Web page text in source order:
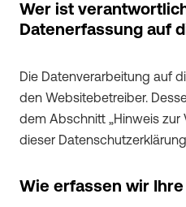
Wer ist
Datenerfassung auf
Die Datenverarbeitung auf
den Websitebetreiber.
dem Abschnitt „Hinweis zur
dieser
Wie erfassen wir Ihre